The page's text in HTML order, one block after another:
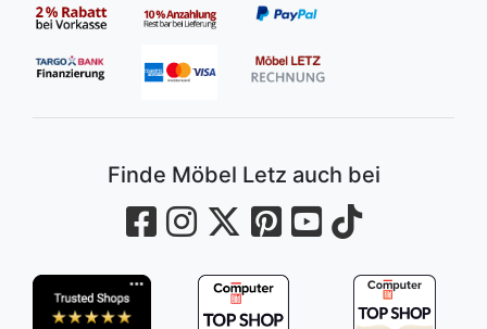
Finde Möbel Letz auch bei